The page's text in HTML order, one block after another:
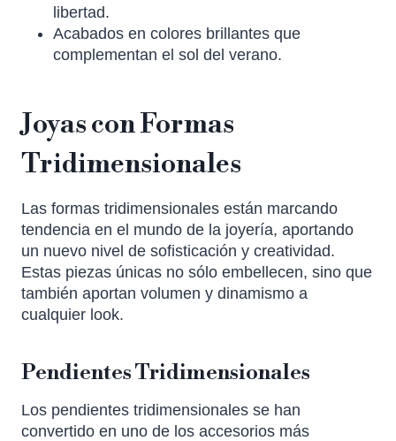
libertad.
Acabados en colores brillantes que
complementan el sol del verano.
Joyas con Formas
Tridimensionales
Las formas tridimensionales están marcando
tendencia en el mundo de la joyería, aportando
un nuevo nivel de sofisticación y creatividad.
Estas piezas únicas no sólo embellecen, sino que
también aportan volumen y dinamismo a
cualquier look.
Pendientes Tridimensionales
Los pendientes tridimensionales se han
convertido en uno de los accesorios más